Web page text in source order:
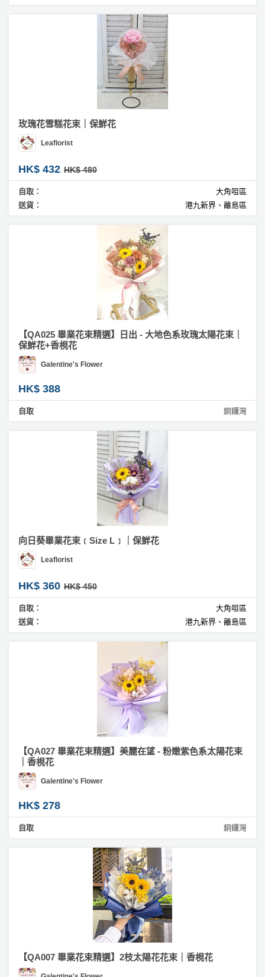
玫瑰花雪糕花束｜保鮮花
Leaflorist
HK$ 432 HK$ 480
自取：
大角咀區
送貨：
港九新界、離島區
【QA025 畢業花束精選】日出 - 大地色系玫瑰太陽花束｜
保鮮花+香梘花
Galentine's Flower
HK$ 388
自取 銅鑼灣
向日葵畢業花束﹝Size L﹞｜保鮮花
Leaflorist
HK$ 360 HK$ 450
自取：
大角咀區
送貨：
港九新界、離島區
【QA027 畢業花束精選】美麗在望 - 粉嫩紫色系太陽花束
｜香梘花
Galentine's Flower
HK$ 278
自取 銅鑼灣
【QA007 畢業花束精選】2枝太陽花花束｜香梘花